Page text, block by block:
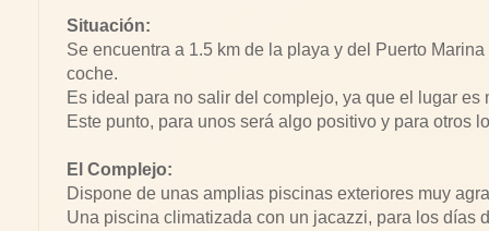
Situación:
Se encuentra a 1.5 km de la playa y del Puerto
coche.
Es ideal para no salir del complejo, ya que el lugar es
Este punto, para unos será algo positivo y para otros
El Complejo:
Dispone de unas amplias piscinas exteriores muy
Una piscina climatizada con un jacazzi, para los días